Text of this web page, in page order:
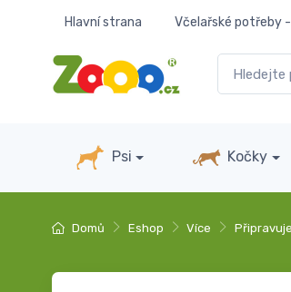
Hlavní strana Včelařské potřeby
Psi Kočky
Domů Eshop Více